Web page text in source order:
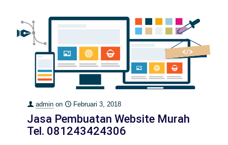
admin on Februari 3, 2018
Jasa Pembuatan Website Murah
Tel. 081243424306